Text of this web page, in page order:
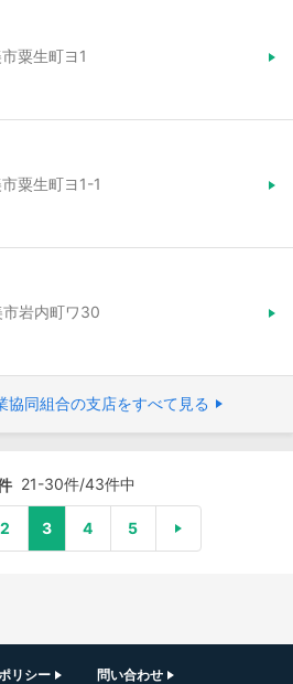
粟生町ヨ1
粟生町ヨ1-1
岩内町ワ30
協同組合の支店をすべて見る
21-30件/43件中
2 3 4 5
リシー 問い合わせ